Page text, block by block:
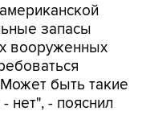
запасы
вооруженных
быть такие
нет", - пояснил